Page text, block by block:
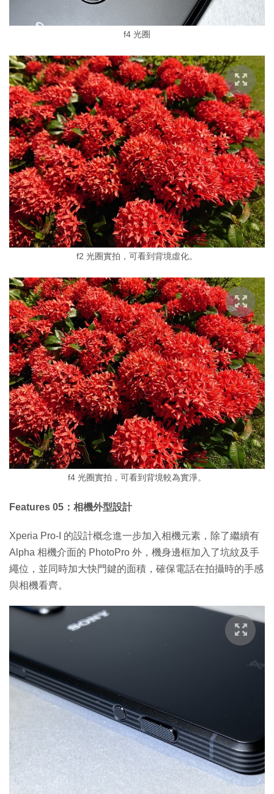
f4 光圈
f2 光圈實拍，可看到背境虛化。
f4 光圈實拍，可看到背境較為實淨。
Features 05：相機外型設計
Xperia Pro-I 的設計概念進一步加入相機元素，除了繼續有
Alpha 相機介面的 PhotoPro 外，機身邊框加入了坑紋及手
繩位，並同時加大快門鍵的面積，確保電話在拍攝時的手感
與相機看齊。